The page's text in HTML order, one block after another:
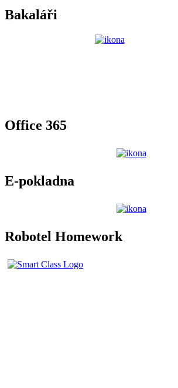
Bakaláři
Office 365
E-pokladna
Robotel Homework